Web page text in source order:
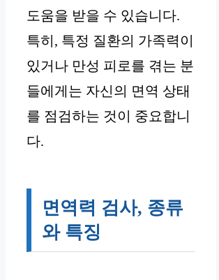
도움을 받을 수 있습니다.
특히, 특정 질환의 가족력이
있거나 만성 피로를 겪는 분
들에게는 자신의 면역 상태
를 점검하는 것이 중요합니
다.
면역력 검사, 종류
와 특징